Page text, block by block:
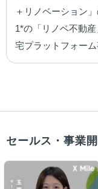
＋リノベーション
1*の「リノベ不動
宅プラットフォーム
セールス・事業